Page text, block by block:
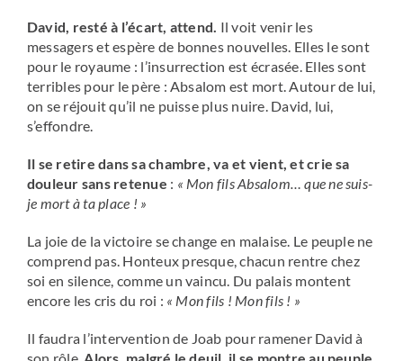
David, resté à l’écart, attend. Il voit venir les
messagers et espère de bonnes nouvelles. Elles le sont
pour le royaume : l’insurrection est écrasée. Elles sont
terribles pour le père : Absalom est mort. Autour de lui,
on se réjouit qu’il ne puisse plus nuire. David, lui,
s’effondre.
Il se retire dans sa chambre, va et vient, et crie sa
douleur sans retenue : « Mon fils Absalom… que ne suis-
je mort à ta place ! »
La joie de la victoire se change en malaise. Le peuple ne
comprend pas. Honteux presque, chacun rentre chez
soi en silence, comme un vaincu. Du palais montent
encore les cris du roi : « Mon fils ! Mon fils ! »
Il faudra l’intervention de Joab pour ramener David à